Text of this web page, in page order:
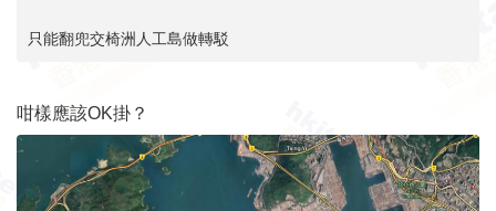
只能翻兜交椅洲人工島做轉駁
咁樣應該OK掛？